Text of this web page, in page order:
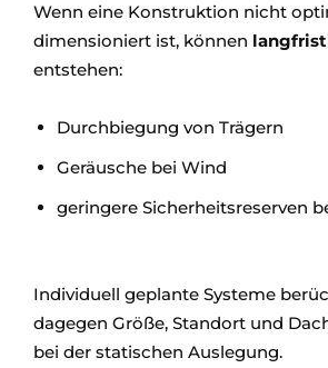
Wenn eine Konstruktion nicht
dimensioniert ist, können
entstehen:
Durchbiegung von Trägern
Geräusche bei Wind
geringere Sicherheitsreserven
Individuell geplante Systeme
dagegen Größe, Standort und
bei der statischen Auslegung.